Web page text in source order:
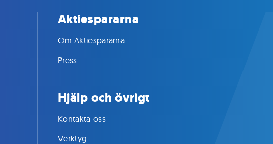
Aktiespararna
Om Aktiespararna
Press
Hjälp och övrigt
Kontakta oss
Verktyg